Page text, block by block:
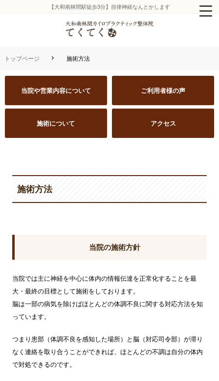
【大和南林間駅徒歩3分】自律神経なんとかします
トップページ 施術方法
当院や営業内容について ご利用者様の声
施術について アクセス
施術方法
当院の施術方針
当院では主に神経を中心に体内の情報伝達を正常化することを最
大・最終の目標として施術をしております。
脳は一部の病気を除けばほとんどの体調不良に関する対応方法を知
っています。
つまり患部（体調不良を感知した場所）と脳（対応司令部）が滞り
なく連絡を取り合うことができれば、 ほとんどの不調は自分の体内
で対処できるのです。